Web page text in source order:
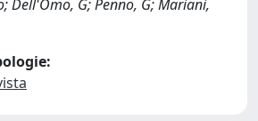
Dell'Omo, G; Penno, G; Mariani,